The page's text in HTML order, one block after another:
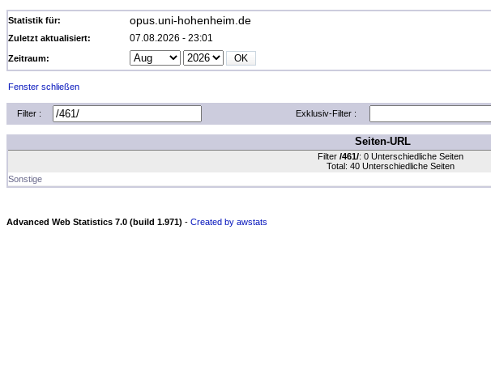
Statistik für: opus.uni-hohenheim.de
Zuletzt aktualisiert: 07.08.2026 - 23:01
Zeitraum:
Fenster schließen
Filter : Exklusiv-Filter :
Seiten-URL
Filter /461/: 0 Unterschiedliche Seiten
Total: 40 Unterschiedliche Seiten
Sonstige
Advanced Web Statistics 7.0 (build 1.971) - Created by awstats